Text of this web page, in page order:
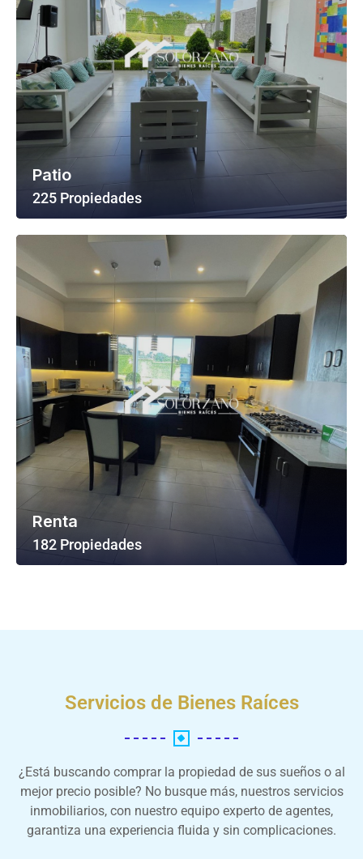
Patio
225 Propiedades
Ver Todas Las Propiedades
Renta
182 Propiedades
Servicios de Bienes Raíces
¿Está buscando comprar la propiedad de sus sueños o al
mejor precio posible? No busque más, nuestros servicios
inmobiliarios, con nuestro equipo experto de agentes,
garantiza una experiencia fluida y sin complicaciones.